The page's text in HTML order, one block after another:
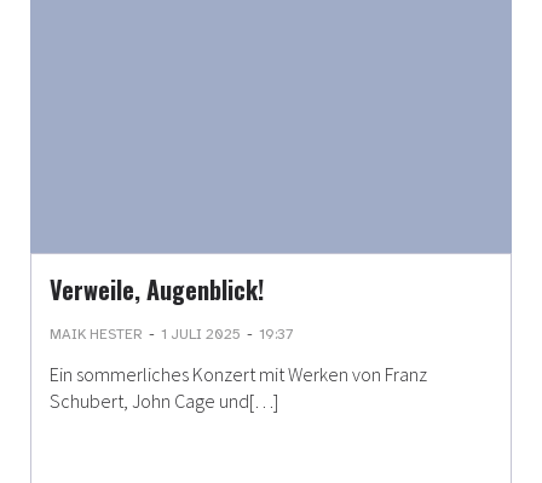
Verweile, Augenblick!
MAIK HESTER - 1 JULI 2025 - 19:37
Ein sommerliches Konzert mit Werken von Franz
Schubert, John Cage und[…]